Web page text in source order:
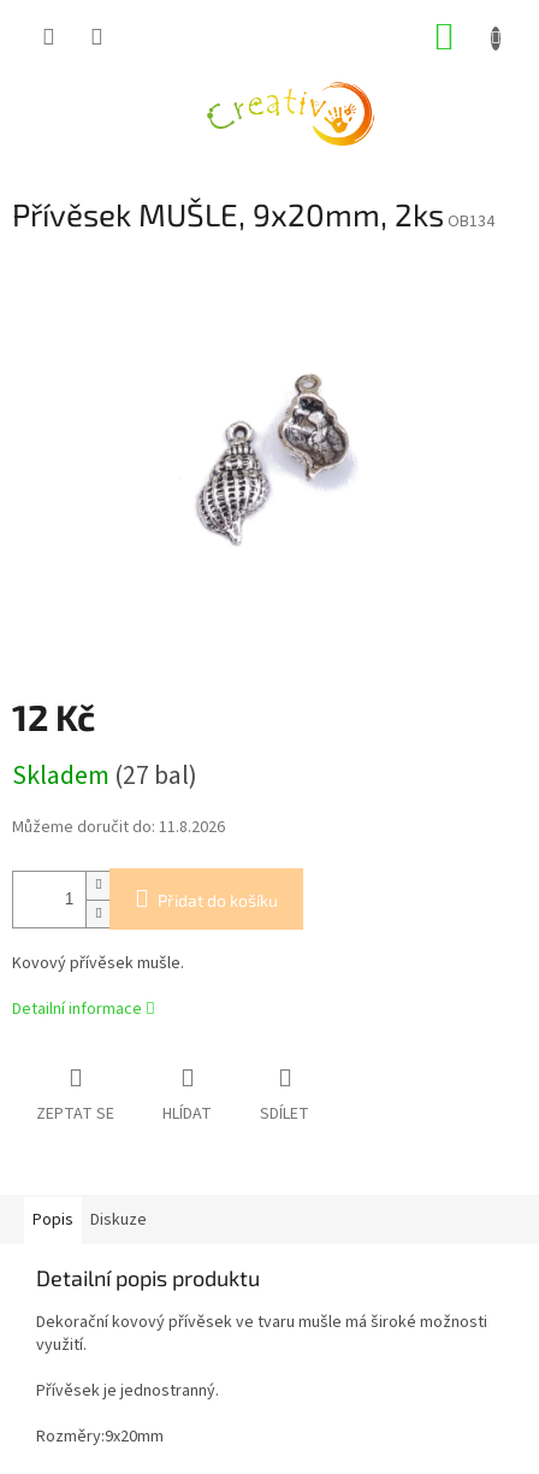
Přívěsek MUŠLE, 9x20mm, 2ks OB134
12 Kč
cena:
Skladem (27 bal)
Můžeme doručit do: 11.8.2026
Přidat do košíku
Kovový přívěsek mušle.
Detailní informace
ZEPTAT SE HLÍDAT SDÍLET
Popis Diskuze
Detailní popis produktu
Dekorační kovový přívěsek ve tvaru mušle má široké možnosti
využití.
Přívěsek je jednostranný.
Rozměry:9x20mm